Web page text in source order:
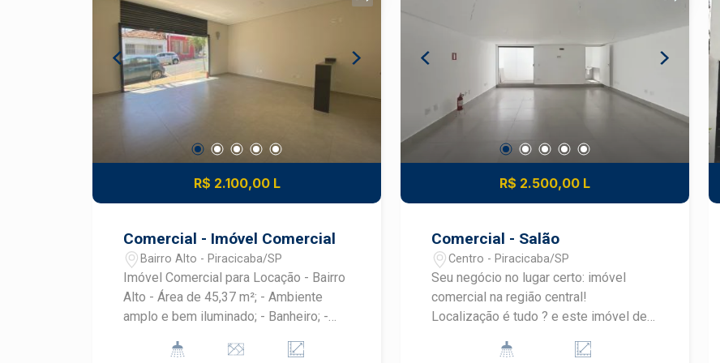
empresas que buscam praticidade,
estratégica no coração da cidade.
Construa seu futuro com quem é agente
de desenvolvimento do mercado
imobiliário de Piracicaba. Agende sua
R$ 2.100,00 L
Comercial - Imóvel Comercial
Bairro Alto - Piracicaba/SP
Imóvel Comercial para Locação - Bairro
Alto - Área de 45,37 m²; - Ambiente
amplo e bem iluminado; - Banheiro; -
localização no bairro Alto; - Fácil
R$ 2.500,00 L
Comercial - Salão
Centro - Piracicaba/SP
Seu negócio no lugar certo: imóvel
comercial na região central!
Localização é tudo ? e este imóvel de
excelente visibilidade e acesso